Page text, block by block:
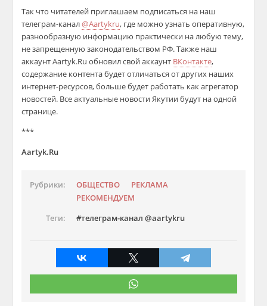
Так что читателей приглашаем подписаться на наш
телеграм-канал@Aartykru, где можно узнать оперативную,
разнообразную информацию практически на любую тему,
не запрещенную законодательством РФ. Также наш
аккаунт Aartyk.Ru обновил свой аккаунт ВКонтакте,
содержание контента будет отличаться от других наших
интернет-ресурсов, больше будет работать как агрегатор
новостей. Все актуальные новости Якутии будут на одной
странице.
***
Aartyk.Ru
Рубрики: ОБЩЕСТВО
РЕКЛАМА
РЕКОМЕНДУЕМ
Теги:
телеграм-канал @aartykru